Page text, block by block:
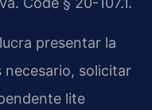
presentar la
necesario, solicitar
lite